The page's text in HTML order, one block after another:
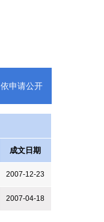
依申请公开
成文日期
2007-12-23
2007-04-18